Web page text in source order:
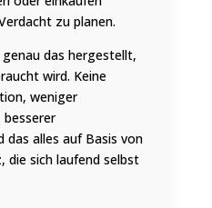
zu planen.
genau das hergestellt,
wird. Keine
weniger
das alles auf Basis von
die sich laufend selbst